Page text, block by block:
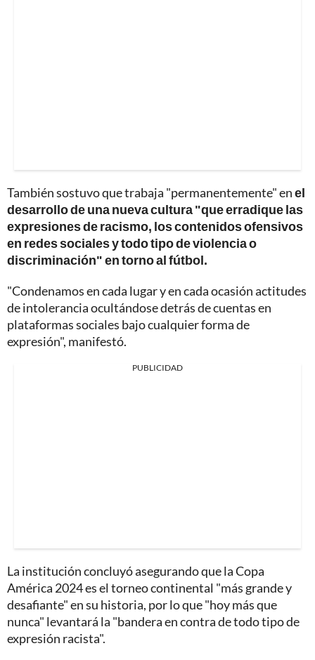
También sostuvo que trabaja "permanentemente" enel
desarrollo de una nueva cultura "que erradique las
expresiones de racismo, los contenidos ofensivos
en redes sociales y todo tipo de violencia o
discriminación" en torno al fútbol.
"Condenamos en cada lugar y en cada ocasión actitudes
de intolerancia ocultándose detrás de cuentas en
plataformas sociales bajo cualquier forma de
expresión", manifestó.
PUBLICIDAD
La institución concluyó asegurando que la Copa
América 2024 es el torneo continental "más grande y
desafiante" en su historia, por lo que "hoy más que
nunca" levantará la "bandera en contra de todo tipo de
expresión racista".